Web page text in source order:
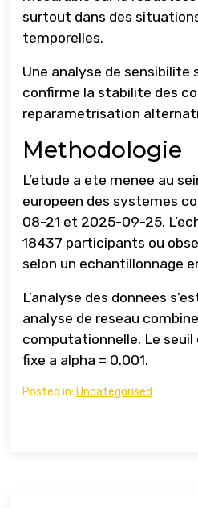
surtout dans des
temporelles.
Une analyse de sensibilite
confirme la stabilite des
reparametrisation
Methodologie
L’etude a ete menee au
europeen des systemes
08-21 et 2025-09-25.
18437 participants ou
selon un echantillonnage
L’analyse des donnees
analyse de reseau
computationnelle. Le
fixe a alpha = 0.001.
Posted in: Uncategorised